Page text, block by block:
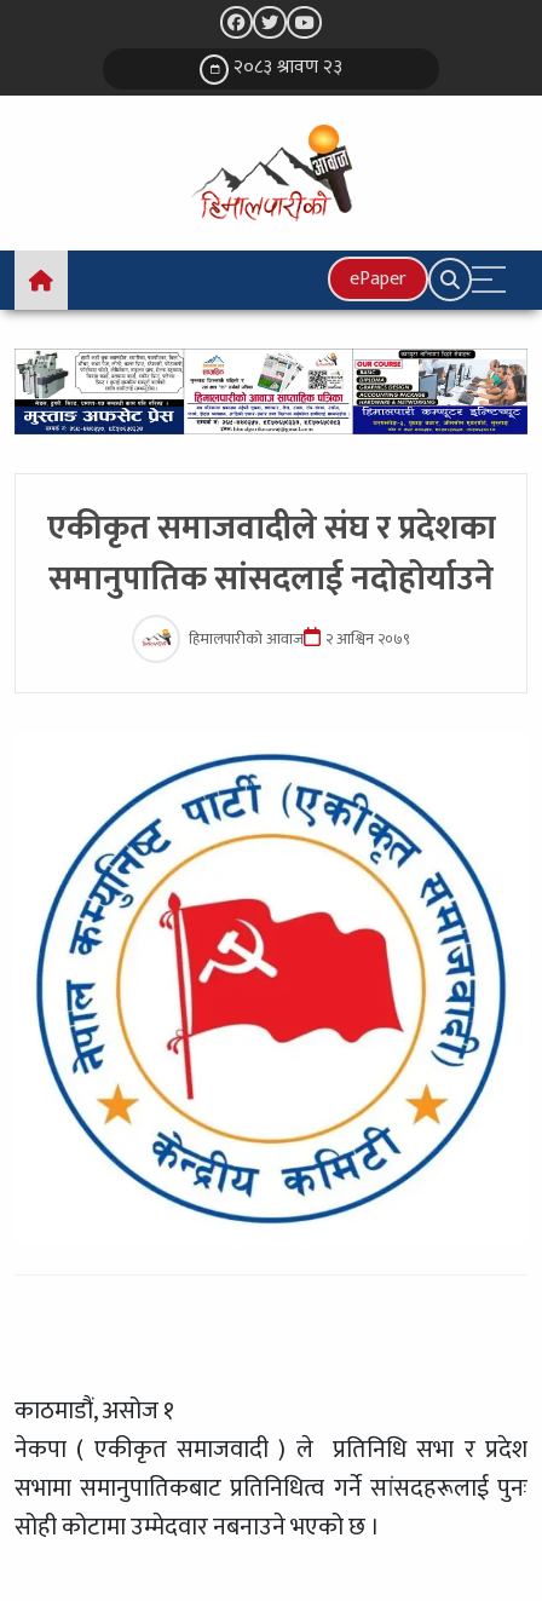
२०८३ श्रावण २३
ePaper
एकीकृत समाजवादीले संघ र प्रदेशका
समानुपातिक सांसदलाई नदोहोर्याउने
हिमालपारीको आवाज २ आश्विन २०७९
काठमाडौं, असोज १
नेकपा ( एकीकृत समाजवादी ) ले प्रतिनिधि सभा र प्रदेश
सभामा समानुपातिकबाट प्रतिनिधित्व गर्ने सांसदहरूलाई पुनः
सोही कोटामा उम्मेदवार नबनाउने भएको छ ।